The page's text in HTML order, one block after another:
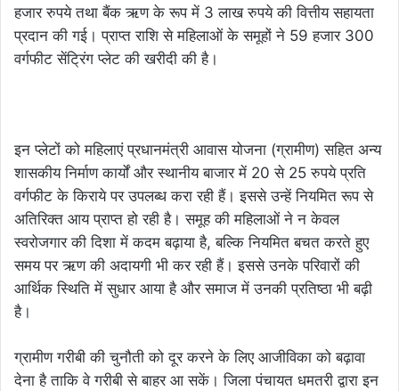
हजार रुपये तथा बैंक ऋण के रूप में 3 लाख रुपये की वित्तीय सहायता
प्रदान की गई। प्राप्त राशि से महिलाओं के समूहों ने 59 हजार 300
वर्गफीट सेंट्रिंग प्लेट की खरीदी की है।
इन प्लेटों को महिलाएं प्रधानमंत्री आवास योजना (ग्रामीण) सहित अन्य
शासकीय निर्माण कार्यों और स्थानीय बाजार में 20 से 25 रुपये प्रति
वर्गफीट के किराये पर उपलब्ध करा रही हैं। इससे उन्हें नियमित रूप से
अतिरिक्त आय प्राप्त हो रही है। समूह की महिलाओं ने न केवल
स्वरोजगार की दिशा में कदम बढ़ाया है, बल्कि नियमित बचत करते हुए
समय पर ऋण की अदायगी भी कर रही हैं। इससे उनके परिवारों की
आर्थिक स्थिति में सुधार आया है और समाज में उनकी प्रतिष्ठा भी बढ़ी
है।
ग्रामीण गरीबी की चुनौती को दूर करने के लिए आजीविका को बढ़ावा
देना है ताकि वे गरीबी से बाहर आ सकें। जिला पंचायत धमतरी द्वारा इन